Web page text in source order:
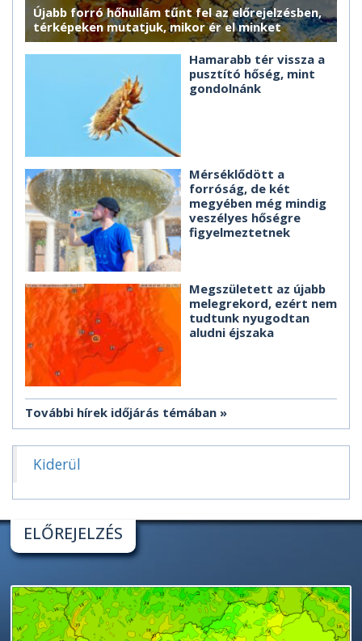
Újabb forró hőhullám tűnt fel az előrejelzésben,
térképeken mutatjuk, mikor ér el minket
Hamarabb tér vissza a
pusztító hőség, mint
gondolnánk
Mérséklődött a
forróság, de két
megyében még mindig
veszélyes hőségre
figyelmeztetnek
Megszületett az újabb
melegrekord, ezért nem
tudtunk nyugodtan
aludni éjszaka
További hírek időjárás témában
Kiderül
ELŐREJELZÉS